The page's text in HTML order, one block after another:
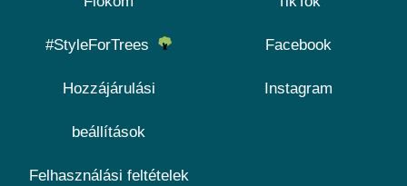
#StyleForTrees
Hozzájárulási
beállítások
Felhasználási feltételek
Facebook
Instagram